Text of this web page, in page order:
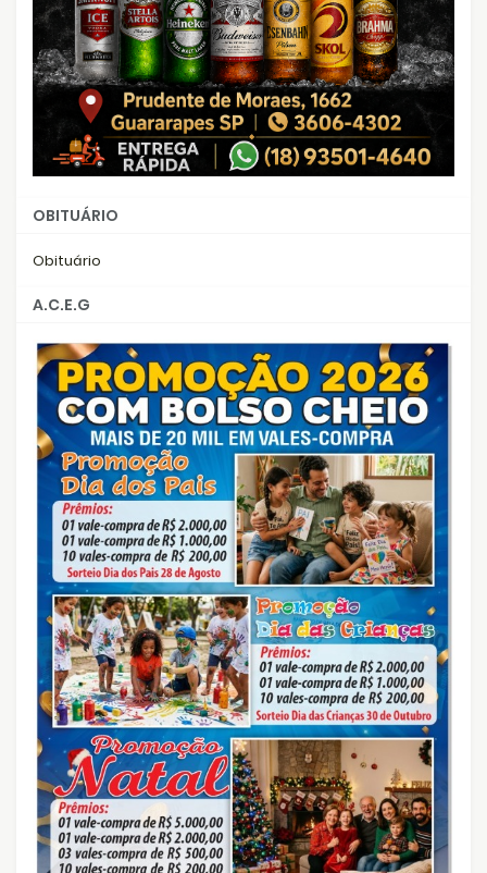
OBITUÁRIO
Obituário
A.C.E.G